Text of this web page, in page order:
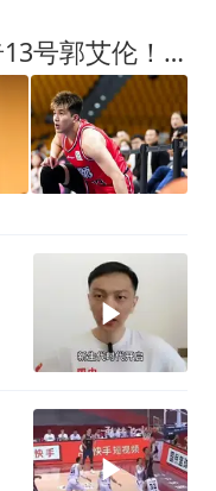
13点13分离队！致敬传奇13号郭艾伦！16年生涯，4冠无MVP终留遗憾